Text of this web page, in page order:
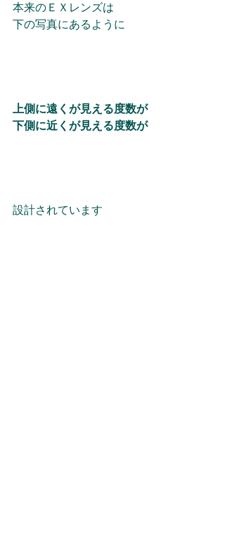
本来のＥＸレンズは
下の写真にあるように
上側に遠くが見える度数が
下側に近くが見える度数が
設計されています